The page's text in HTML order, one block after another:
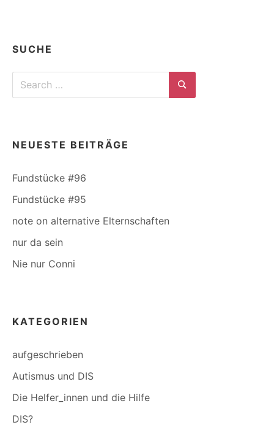
SUCHE
Search
Search
NEUESTE BEITRÄGE
Fundstücke #96
Fundstücke #95
note on alternative Elternschaften
nur da sein
Nie nur Conni
KATEGORIEN
aufgeschrieben
Autismus und DIS
Die Helfer_innen und die Hilfe
DIS?